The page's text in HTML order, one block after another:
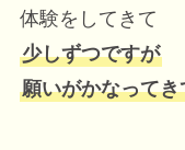
体験をしてきて
少しずつですが
願いがかなって